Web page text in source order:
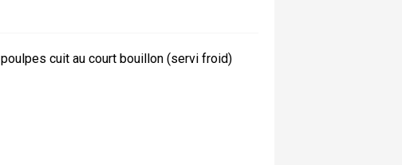
cuit au court bouillon (servi froid)